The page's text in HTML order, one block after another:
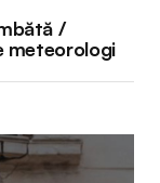
/
meteorologi